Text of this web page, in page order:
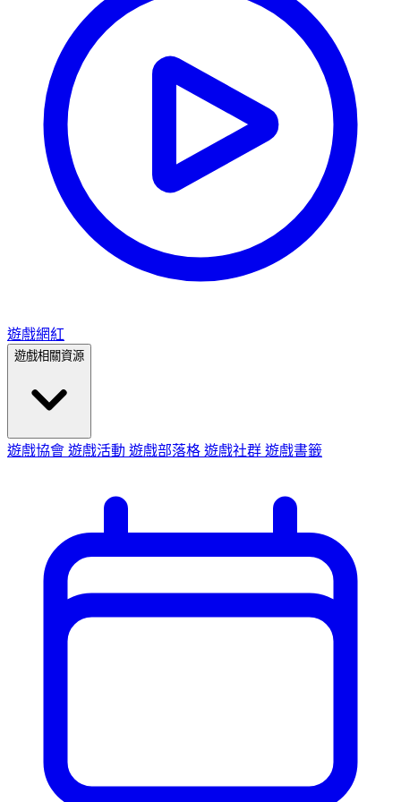
遊戲網紅
遊戲相關資源
遊戲協會遊戲活動 遊戲部落格遊戲社群遊戲書籤